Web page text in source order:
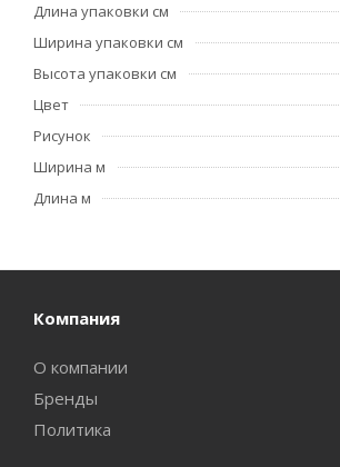
Длина упаковки см
Ширина упаковки см
Высота упаковки см
Цвет
Рисунок
Ширина м
Длина м
Компания
О компании
Бренды
Политика